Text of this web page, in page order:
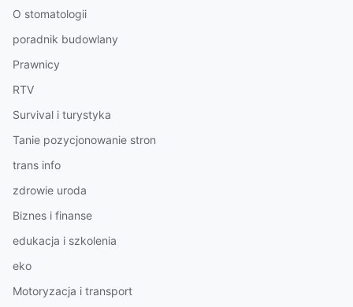
O stomatologii
poradnik budowlany
Prawnicy
RTV
Survival i turystyka
Tanie pozycjonowanie stron
trans info
zdrowie uroda
Biznes i finanse
edukacja i szkolenia
eko
Motoryzacja i transport